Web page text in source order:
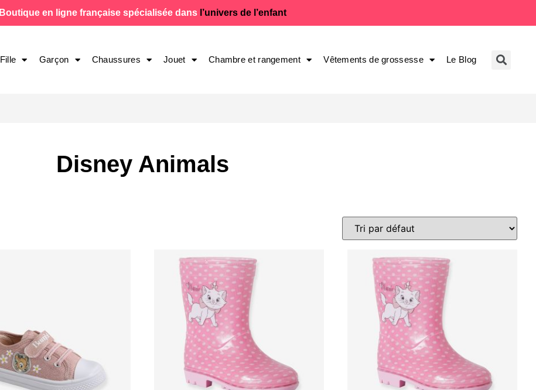
Boutique en ligne française spécialisée dans l’univers de l’enfant
Fille Garçon Chaussures Jouet Chambre et rangement Vêtements de grossesse Le Blog
Disney Animals